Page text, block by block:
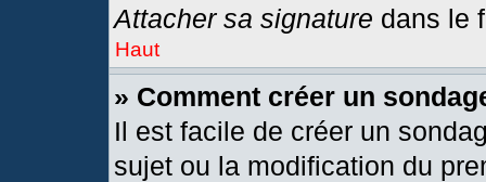
Attacher sa signature dans le
Haut
» Comment créer un
Il est facile de créer un
sujet ou la modification du